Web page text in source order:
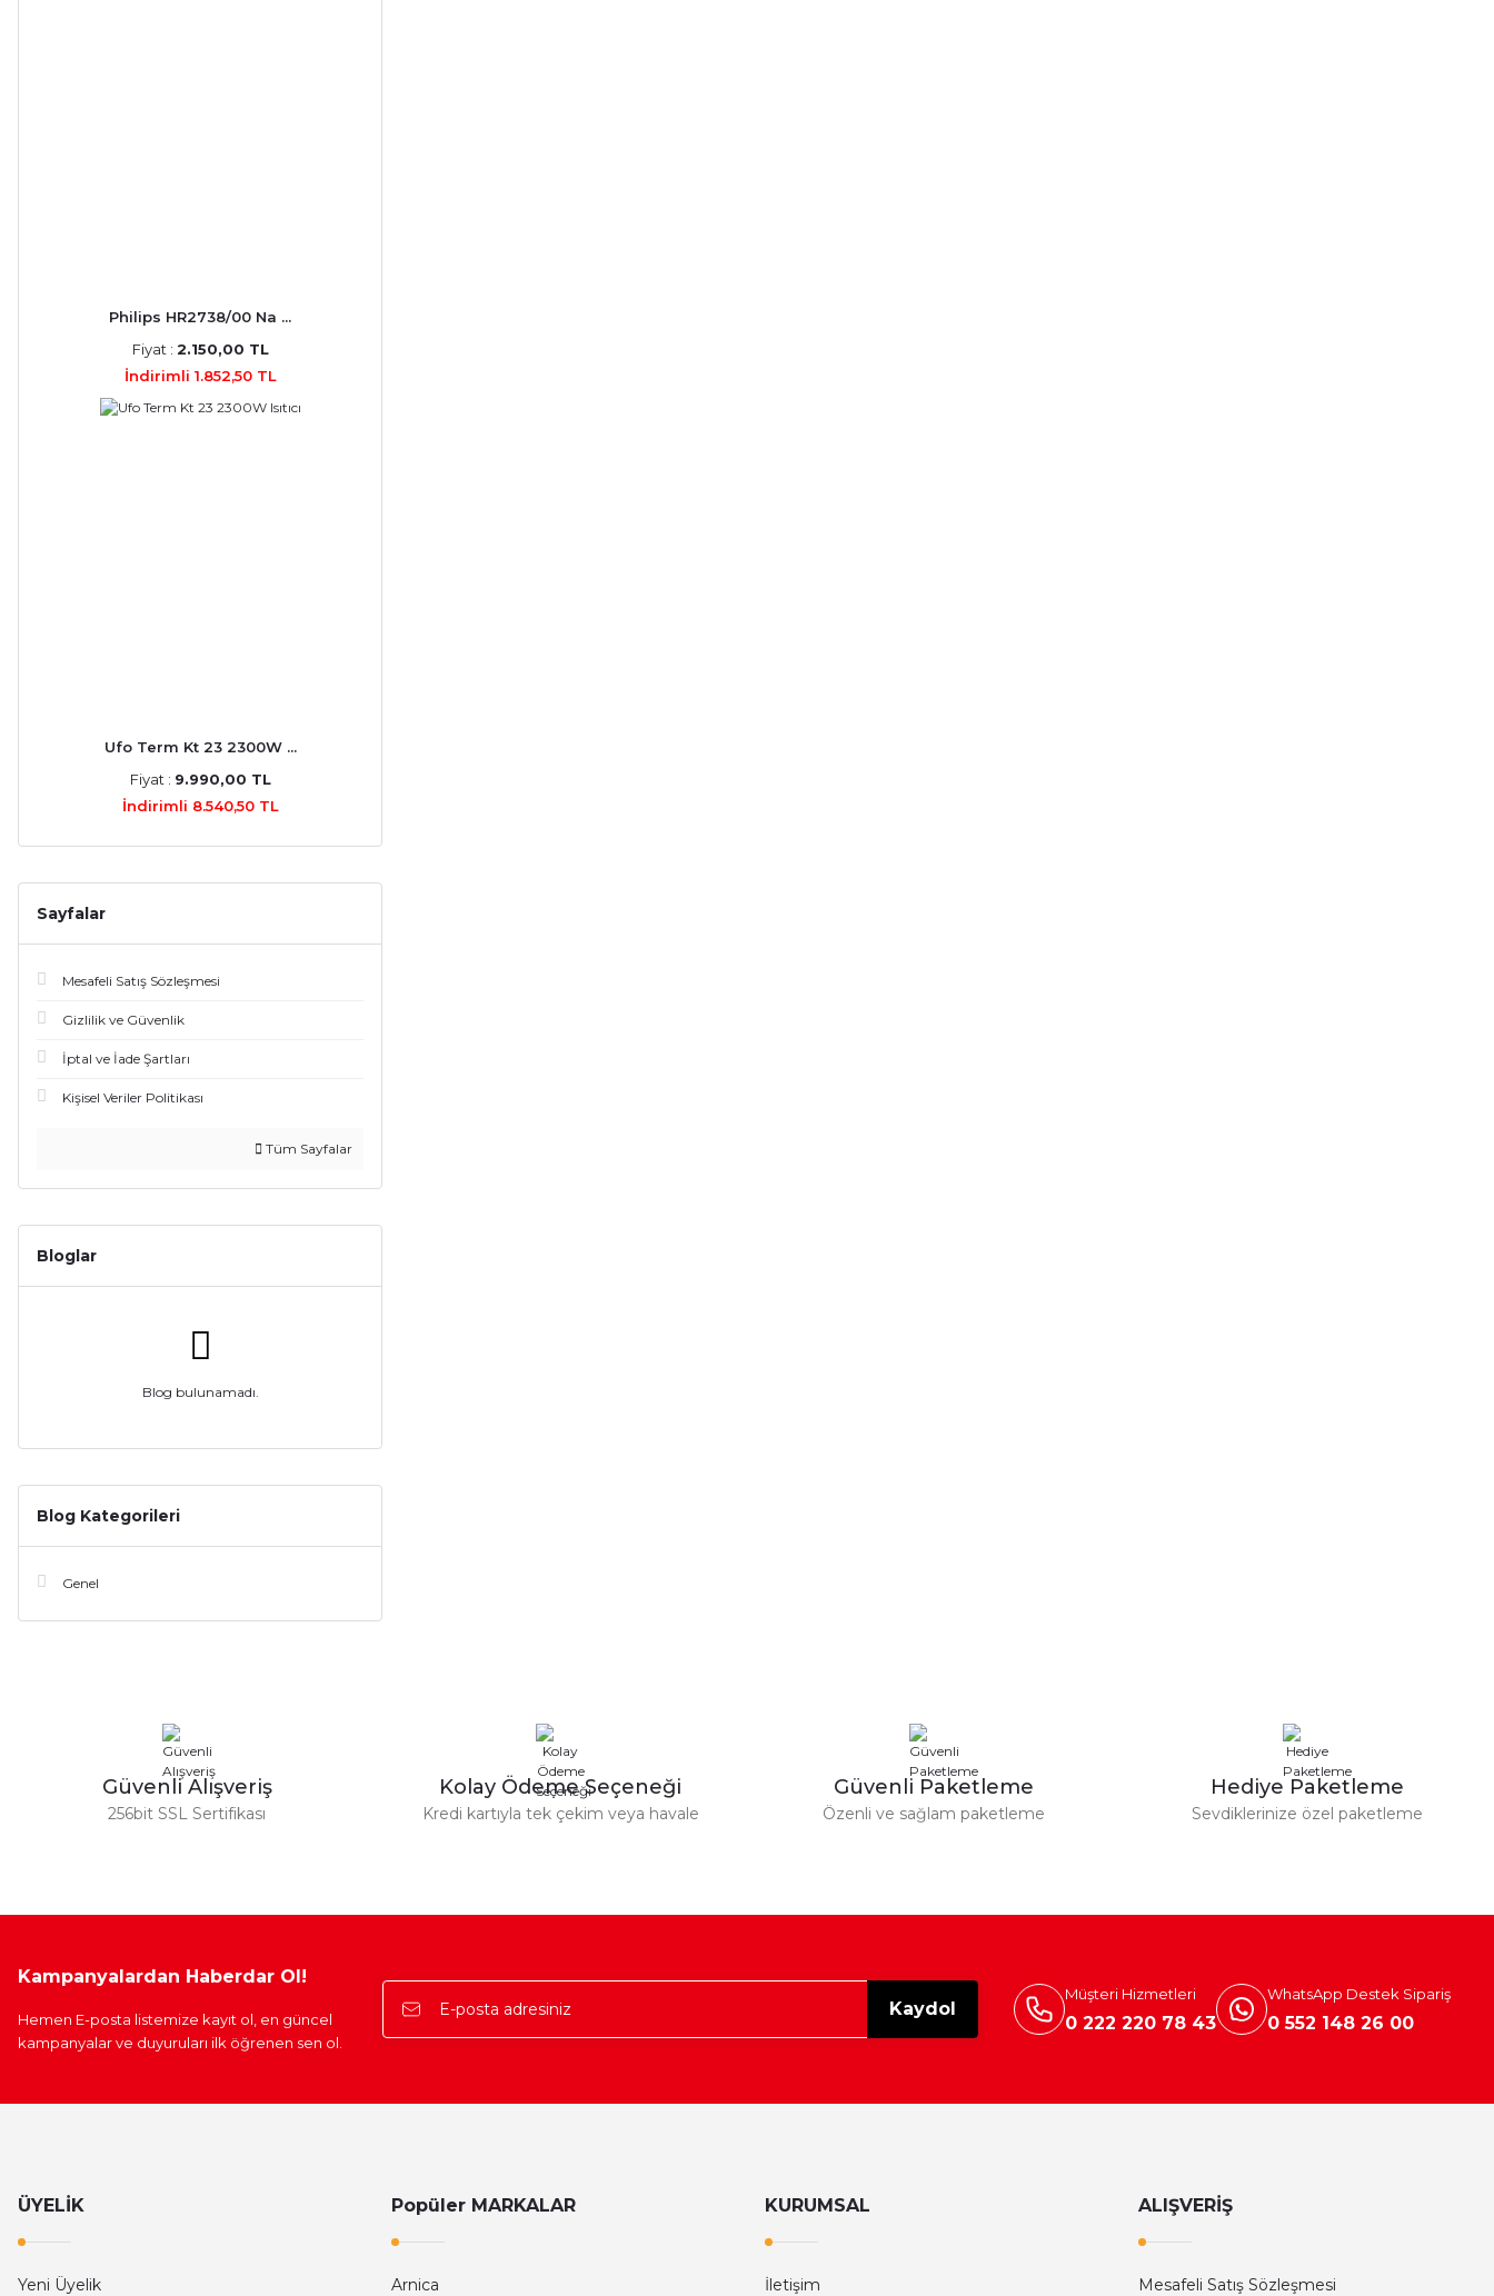
Philips HR2738/00 Na ...
Fiyat : 2.150,00 TL
İndirimli 1.852,50 TL
Ufo Term Kt 23 2300W ...
Fiyat : 9.990,00 TL
İndirimli 8.540,50 TL
Sayfalar
Mesafeli Satış Sözleşmesi
Gizlilik ve Güvenlik
İptal ve İade Şartları
Kişisel Veriler Politikası
Tüm Sayfalar
Bloglar
Blog bulunamadı.
Blog Kategorileri
Genel
Güvenli Alışveriş
256bit SSL Sertifikası
Kolay Ödeme Seçeneği
Kredi kartıyla tek çekim veya havale
Güvenli Paketleme
Özenli ve sağlam paketleme
Hediye Paketleme
Sevdiklerinize özel paketleme
Kampanyalardan Haberdar Ol!
Hemen E-posta listemize kayıt ol, en güncel
kampanyalar ve duyuruları ilk öğrenen sen ol.
Kaydol
Müşteri Hizmetleri
0 222 220 78 43
WhatsApp Destek Sipariş
0 552 148 26 00
ÜYELİK
Yeni Üyelik
Popüler MARKALAR
Arnica
KURUMSAL
İletişim
ALIŞVERİŞ
Mesafeli Satış Sözleşmesi